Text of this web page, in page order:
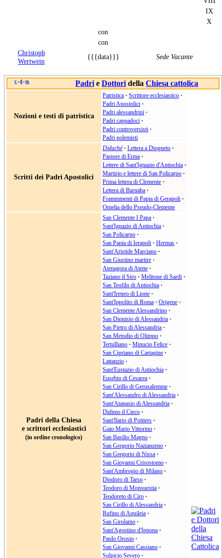
IX
X
con
con
Christoph
Wertwein
{{{data}}} Sede Vacante
v • d • m Padri eDottori dellaChiesa cattolica
Nozioni e testi di patristica
Patristica · Scrittore ecclesiastico ·
Padri Apostolici ·
Padri alessandrini ·
Padri cappadoci ·
Padri controversisti ·
Padri polemisti
Scritti dei Padri Apostolici
Didaché· Lettera a Diogneto ·
Pastore di Erma ·
Lettere di Sant'Ignazio d'Antiochia ·
Martirio e lettere di San Policarpo ·
Prima lettera di Clemente ·
Lettera di Barnaba ·
Frammmenti di Papia di Gerapoli ·
Omelia dello Pseudo-Clemente
Padri della Chiesa
e scrittori ecclesiastici
(in ordine cronologico)
San Clemente I Papa ·
Sant'Ignazio di Antiochia ·
San Policarpo ·
San Papia di Ierapoli · Hermas ·
Sant'Aristide Marciano ·
San Giustino martire ·
Atenagora di Atene ·
Taziano il Siro · Melitone di Sardi ·
San Teofilo di Antiochia ·
Sant'Ireneo di Lione ·
Sant'Ippolito di Roma · Origene ·
San Clemente Alessandrino ·
San Dionisio di Alessandria ·
San Pietro di Alessandria ·
San Metodio di Olimpo ·
Tertulliano · Minucio Felice ·
San Cipriano di Cartagine ·
Lattanzio ·
Sant'Eustazio di Antiochia ·
Eusebio di Cesarea ·
San Cirillo di Gerusalemme ·
Sant'Alessandro di Alessandria ·
Sant'Atanasio di Alessandria ·
Didimo il Cieco ·
Sant'Ilario di Poitiers ·
Gaio Mario Vittorino ·
San Basilio Magno ·
San Gregorio Nazianzeno ·
San Gregorio di Nissa ·
San Giovanni Crisostomo ·
Sant'Ambrogio di Milano ·
Diodoro di Tarso ·
Teodoro di Mopsuestia ·
Teodoreto di Ciro ·
San Cirillo di Alessandria ·
Rufino di Aquileia ·
San Girolamo ·
Sant'Agostino d'Ippona ·
Paolo Orosio ·
San Giovanni Cassiano ·
Sulpicio Severo ·